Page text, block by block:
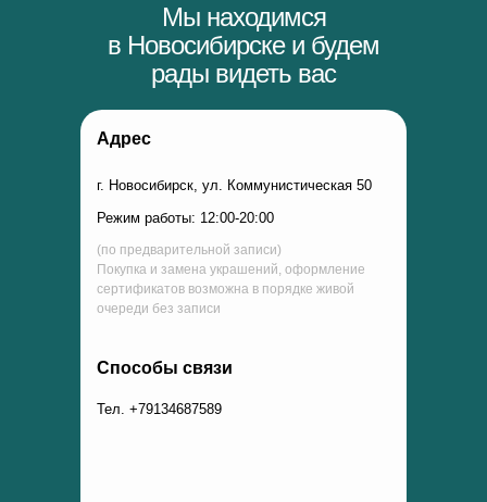
Мы находимся
в Новосибирске и будем
рады видеть вас
Адрес
Способы связи
г. Новосибирск, ул. Коммунистическая 50
Тел. +79134687589
Режим работы: 12:00-20:00
(по предварительной записи)
Покупка и замена украшений, оформление
сертификатов возможна в порядке живой
очереди без записи